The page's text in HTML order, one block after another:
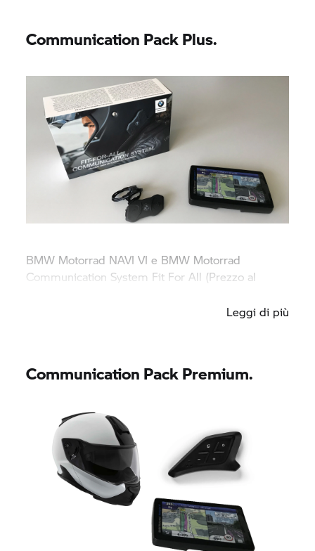
Communication Pack Plus.
BMW Motorrad NAVI VI e BMW Motorrad
Communication System Fit For All (Prezzo al
Leggi di più
Communication Pack Premium.